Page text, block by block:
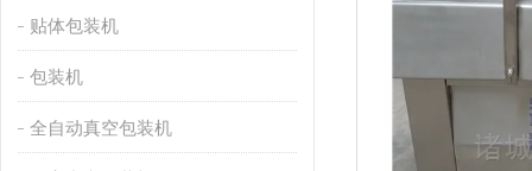
贴体包装机
包装机
全自动真空包装机